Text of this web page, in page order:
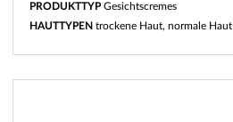
PRODUKTTYP Gesichtscremes
HAUTTYPEN trockene Haut, normale Haut